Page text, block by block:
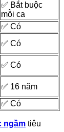
✅ Bắt buộc
mỗi ca
✅ Có
✅ Có
✅ Có
✅ 16 năm
✅ Có
ngầm tiêu